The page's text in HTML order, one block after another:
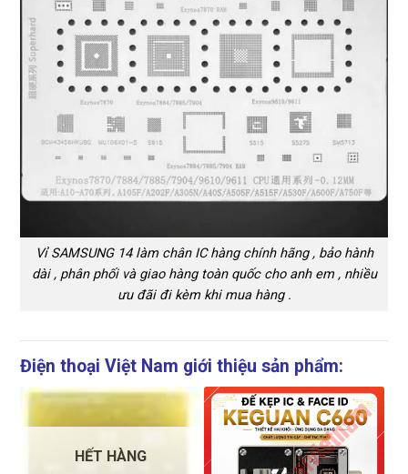
Vỉ SAMSUNG 14 làm chân IC hàng chính hãng , bảo hành
dài , phân phối và giao hàng toàn quốc cho anh em , nhiều
ưu đãi đi kèm khi mua hàng .
Điện thoại Việt Nam giới thiệu sản phẩm:
HẾT HÀNG